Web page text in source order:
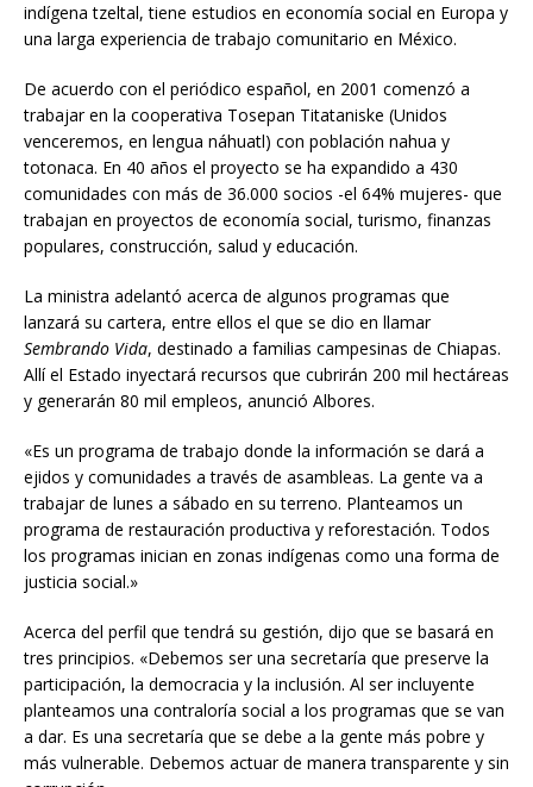
indígena tzeltal, tiene estudios en economía social en Europa y
una larga experiencia de trabajo comunitario en México.
De acuerdo con el periódico español, en 2001 comenzó a
trabajar en la cooperativa Tosepan Titataniske (Unidos
venceremos, en lengua náhuatl) con población nahua y
totonaca. En 40 años el proyecto se ha expandido a 430
comunidades con más de 36.000 socios -el 64% mujeres- que
trabajan en proyectos de economía social, turismo, finanzas
populares, construcción, salud y educación.
La ministra adelantó acerca de algunos programas que
lanzará su cartera, entre ellos el que se dio en llamar
Sembrando Vida, destinado a familias campesinas de Chiapas.
Allí el Estado inyectará recursos que cubrirán 200 mil hectáreas
y generarán 80 mil empleos, anunció Albores.
«Es un programa de trabajo donde la información se dará a
ejidos y comunidades a través de asambleas. La gente va a
trabajar de lunes a sábado en su terreno. Planteamos un
programa de restauración productiva y reforestación. Todos
los programas inician en zonas indígenas como una forma de
justicia social.»
Acerca del perfil que tendrá su gestión, dijo que se basará en
tres principios. «Debemos ser una secretaría que preserve la
participación, la democracia y la inclusión. Al ser incluyente
planteamos una contraloría social a los programas que se van
a dar. Es una secretaría que se debe a la gente más pobre y
más vulnerable. Debemos actuar de manera transparente y sin